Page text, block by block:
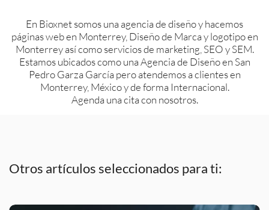
En Bioxnet somos una agencia de diseño y hacemos
páginas web en Monterrey, Diseño de Marca y logotipo en
Monterrey así como servicios de marketing, SEO y SEM.
Estamos ubicados como una Agencia de Diseño en San
Pedro Garza García pero atendemos a clientes en
Monterrey, México y de forma Internacional.
Agenda una cita con nosotros.
Otros artículos seleccionados para ti: